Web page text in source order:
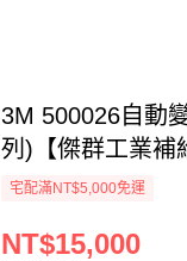
3M 500026自動
列)【傑群工業補
宅配滿NT$5,000免運
NT$15,000